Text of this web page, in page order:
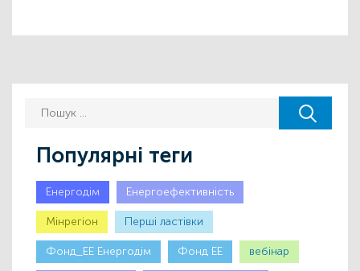
Популярні теги
Енергодім Енергоефективність
Мінрегіон Першi ластiвки
Фонд_ЕЕ Енергодім Фонд ЕЕ вебінар